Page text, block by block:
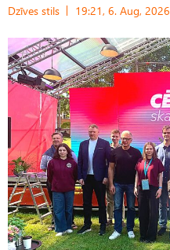
Dzīves stils 19:21, 6. Aug, 2026